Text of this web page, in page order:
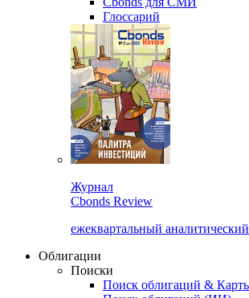
Новости рынка
Research Hub
Сбондс-ТВ
Cbonds для СМИ
Глоссарий
Журнал
Cbonds Review
ежеквартальный аналитический